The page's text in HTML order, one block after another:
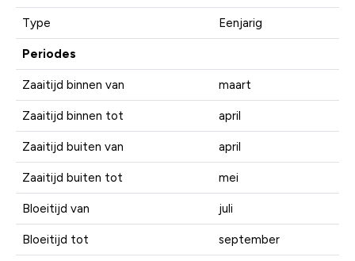
Type Eenjarig
Periodes
Zaaitijd binnen van maart
Zaaitijd binnen tot april
Zaaitijd buiten van april
Zaaitijd buiten tot mei
Bloeitijd van juli
Bloeitijd tot september